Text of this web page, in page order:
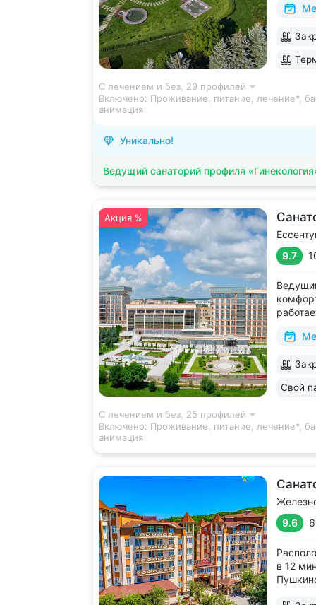
зал,
С лечением и без, 29 профилей
Включено: Проживание, питание, лечение*,
анимация
Уникально!
Ведущий санаторий профиля
Акция %
9.7
с
есть
Свой
С лечением и без, 25 профилей
Включено: Проживание, питание, лечение*,
анимация
9.6
в 12